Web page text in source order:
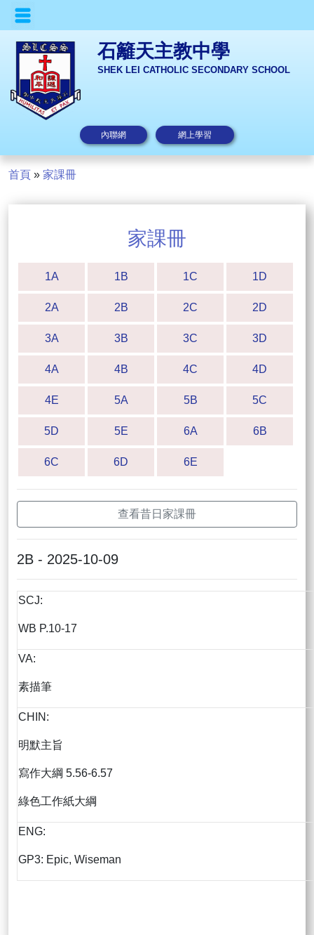
石籬天主教中學
SHEK LEI CATHOLIC SECONDARY SCHOOL
內聯網 網上學習
首頁 » 家課冊
家課冊
1A 1B 1C 1D
2A 2B 2C 2D
3A 3B 3C 3D
4A 4B 4C 4D
4E 5A 5B 5C
5D 5E 6A 6B
6C 6D 6E
查看昔日家課冊
2B - 2025-10-09
SCJ:
WB P.10-17
VA:
素描筆
CHIN:
明默主旨
寫作大綱 5.56-6.57
綠色工作紙大綱
ENG:
GP3: Epic, Wiseman